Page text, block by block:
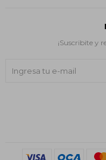
¡Suscribite y